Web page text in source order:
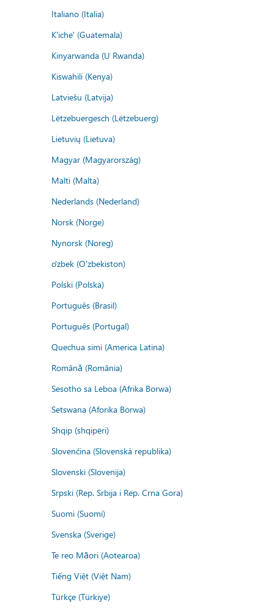
Italiano (Italia)
K'iche' (Guatemala)
Kinyarwanda (U Rwanda)
Kiswahili (Kenya)
Latviešu (Latvija)
Lëtzebuergesch (Lëtzebuerg)
Lietuvių (Lietuva)
Magyar (Magyarország)
Malti (Malta)
Nederlands (Nederland)
Norsk (Norge)
Nynorsk (Noreg)
o'zbek (O'zbekiston)
Polski (Polska)
Português (Brasil)
Português (Portugal)
Quechua simi (America Latina)
Română (România)
Sesotho sa Leboa (Afrika Borwa)
Setswana (Aforika Borwa)
Shqip (shqipëri)
Slovenčina (Slovenská republika)
Slovenski (Slovenija)
Srpski (Rep. Srbija i Rep. Crna Gora)
Suomi (Suomi)
Svenska (Sverige)
Te reo Māori (Aotearoa)
Tiếng Việt (Việt Nam)
Türkçe (Türkiye)